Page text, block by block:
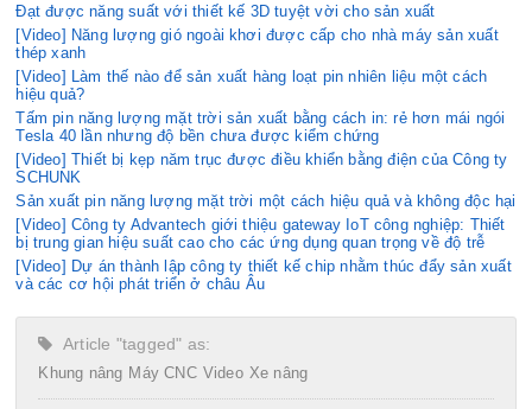
Đạt được năng suất với thiết kế 3D tuyệt vời cho sản xuất
[Video] Năng lượng gió ngoài khơi được cấp cho nhà máy sản xuất
thép xanh
[Video] Làm thế nào để sản xuất hàng loạt pin nhiên liệu một cách
hiệu quả?
Tấm pin năng lượng mặt trời sản xuất bằng cách in: rẻ hơn mái ngói
Tesla 40 lần nhưng độ bền chưa được kiểm chứng
[Video] Thiết bị kẹp năm trục được điều khiển bằng điện của Công ty
SCHUNK
Sản xuất pin năng lượng mặt trời một cách hiệu quả và không độc hại
[Video] Công ty Advantech giới thiệu gateway IoT công nghiệp: Thiết
bị trung gian hiệu suất cao cho các ứng dụng quan trọng về độ trễ
[Video] Dự án thành lập công ty thiết kế chip nhằm thúc đẩy sản xuất
và các cơ hội phát triển ở châu Âu
Article "tagged" as:
Khung nâng Máy CNC Video Xe nâng